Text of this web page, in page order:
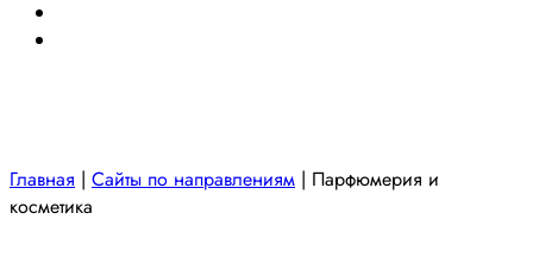
Главная | Сайты по направлениям | Парфюмерия и
косметика